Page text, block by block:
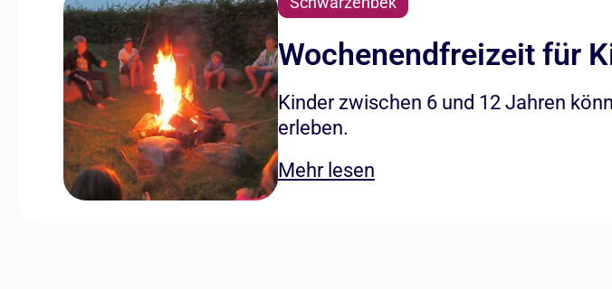
Wochenendfreizeit für
Kinder zwischen 6 und 12 Jahren
erleben.
Mehr lesen